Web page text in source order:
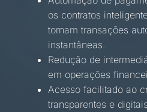
os contratos
tornam transações
instantâneas.
Redução de
em operações
Acesso facilitado ao
transparentes e